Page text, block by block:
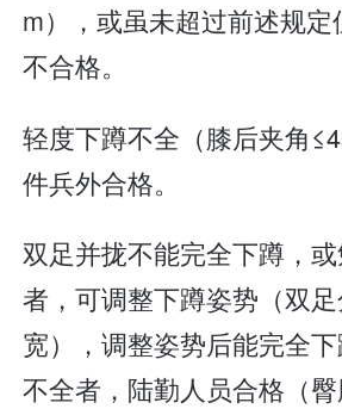
m），或虽未超过前述规定
不合格。
轻度下蹲不全（膝后夹角
件兵外合格。
双足并拢不能完全下蹲，
者，可调整下蹲姿势（双
宽），调整姿势后能完全
不全者，陆勤人员合格（